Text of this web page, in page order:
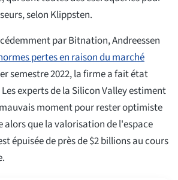
selon Klippsten.
par Bitnation, Andreessen
pertes en raison du marché
semestre 2022, la firme a fait état
experts de la Silicon Valley estiment
moment pour rester optimiste
que la valorisation de l'espace
épuisée de près de $2 billions au cours